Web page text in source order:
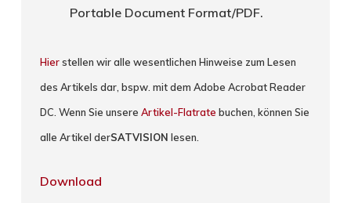
Portable Document Format/PDF.
Hierstellen wir alle wesentlichen Hinweise zum Lesen
des Artikels dar, bspw. mit dem Adobe Acrobat Reader
DC. Wenn Sie unsereArtikel-Flatrate buchen, können Sie
alle Artikel derSATVISION lesen.
Download